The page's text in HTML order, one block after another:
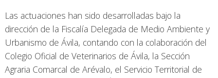
Las actuaciones han sido desarrolladas bajo la
dirección de la Fiscalía Delegada de Medio Ambiente y
Urbanismo de Ávila, contando con la colaboración del
Colegio Oficial de Veterinarios de Ávila, la Sección
Agraria Comarcal de Arévalo, el Servicio Territorial de